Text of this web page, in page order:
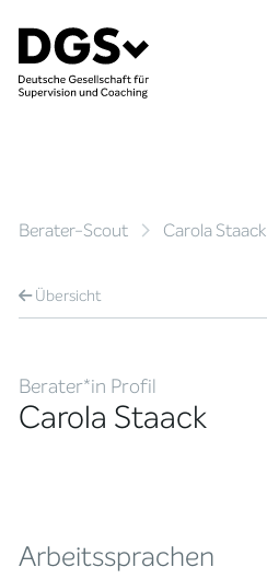
Berater-Scout Carola Staack
Übersicht
Berater*in Profil
Carola Staack
Arbeitssprachen